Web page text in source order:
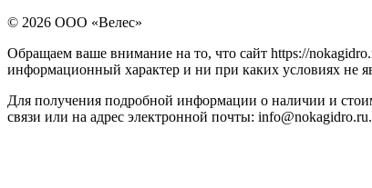
© 2026 ООО «Велес»
Обращаем ваше внимание на то, что сайт https://
информационный характер и ни при каких условиях не
Для получения подробной информации о наличии и
связи или на адрес электронной почты: info@nokagidro.ru.